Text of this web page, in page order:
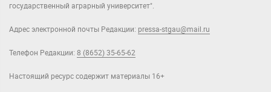
государственный аграрный университет".
Адрес электронной почты Редакции: pressa-stgau@mail.ru
Телефон Редакции: 8 (8652) 35-65-62
Настоящий ресурс содержит материалы 16+